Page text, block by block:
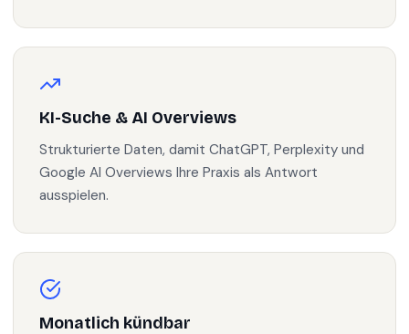
KI-Suche & AI Overviews
Strukturierte Daten, damit ChatGPT, Perplexity und
Google AI Overviews Ihre Praxis als Antwort
ausspielen.
Monatlich kündbar